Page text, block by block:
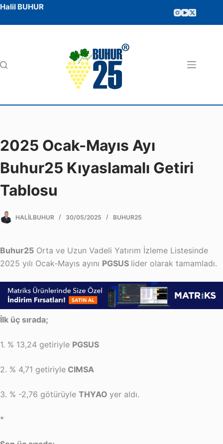
Halil BUHUR
2025 Ocak-Mayıs Ayı
Buhur25 Kıyaslamalı Getiri
Tablosu
HALILBUHUR 30/05/2025 BUHUR25
Buhur25 Orta ve Uzun Vadeli Yatırım İzleme Listesinde
2025 yılı Ocak-Mayıs ayını PGSUS lider olarak tamamladı.
İlk üç sırada;
1. % 13,24 getiriyle PGSUS
2. % 4,71 getiriyle CIMSA
3. % -2,76 götürüyle THYAO yer aldı.
*